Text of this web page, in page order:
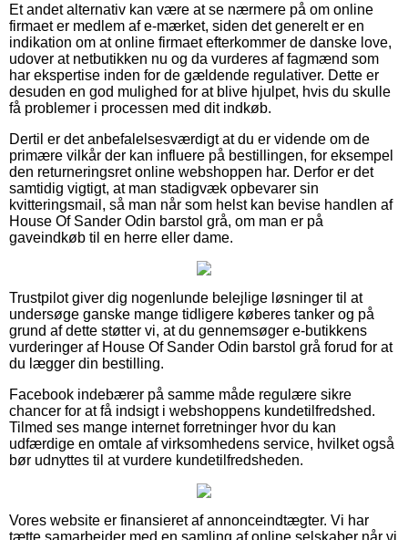
Et andet alternativ kan være at se nærmere på om online
firmaet er medlem af e-mærket, siden det generelt er en
indikation om at online firmaet efterkommer de danske love,
udover at netbutikken nu og da vurderes af fagmænd som
har ekspertise inden for de gældende regulativer. Dette er
desuden en god mulighed for at blive hjulpet, hvis du skulle
få problemer i processen med dit indkøb.
Dertil er det anbefalelsesværdigt at du er vidende om de
primære vilkår der kan influere på bestillingen, for eksempel
den returneringsret online webshoppen har. Derfor er det
samtidig vigtigt, at man stadigvæk opbevarer sin
kvitteringsmail, så man når som helst kan bevise handlen af
House Of Sander Odin barstol grå, om man er på
gaveindkøb til en herre eller dame.
Trustpilot giver dig nogenlunde belejlige løsninger til at
undersøge ganske mange tidligere køberes tanker og på
grund af dette støtter vi, at du gennemsøger e-butikkens
vurderinger af House Of Sander Odin barstol grå forud for at
du lægger din bestilling.
Facebook indebærer på samme måde regulære sikre
chancer for at få indsigt i webshoppens kundetilfredshed.
Tilmed ses mange internet forretninger hvor du kan
udfærdige en omtale af virksomhedens service, hvilket også
bør udnyttes til at vurdere kundetilfredsheden.
Vores website er finansieret af annonceindtægter. Vi har
tætte samarbejder med en samling af online selskaber når vi